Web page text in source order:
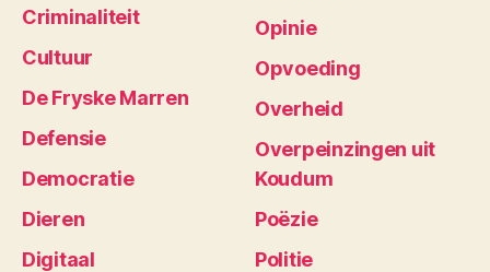
Criminaliteit
Cultuur
De Fryske Marren
Defensie
Democratie
Dieren
Digitaal
Opinie
Opvoeding
Overheid
Overpeinzingen uit
Koudum
Poëzie
Politie